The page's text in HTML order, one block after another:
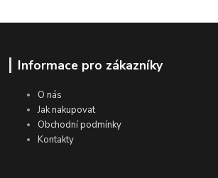
Informace pro zákazníky
O nás
Jak nakupovat
Obchodní podmínky
Kontakty